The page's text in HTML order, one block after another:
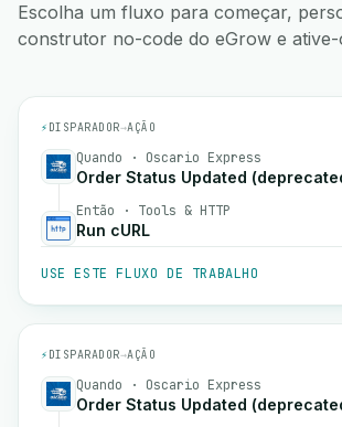
Escolha um fluxo para começar,
construtor no-code do eGrow e ative-
⚡ DISPARADOR→AÇÃO
Quando · Oscario Express
Order Status Updated
Então · Tools & HTTP
Run cURL
USE ESTE FLUXO DE TRABALHO
⚡ DISPARADOR→AÇÃO
Quando · Oscario Express
Order Status Updated